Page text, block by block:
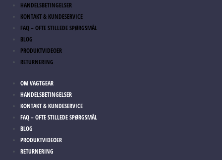
HANDELSBETINGELSER
KONTAKT & KUNDESERVICE
FAQ – OFTE STILLEDE SPØRGSMÅL
BLOG
PRODUKTVIDEOER
RETURNERING
OM VAGTGEAR
HANDELSBETINGELSER
KONTAKT & KUNDESERVICE
FAQ – OFTE STILLEDE SPØRGSMÅL
BLOG
PRODUKTVIDEOER
RETURNERING